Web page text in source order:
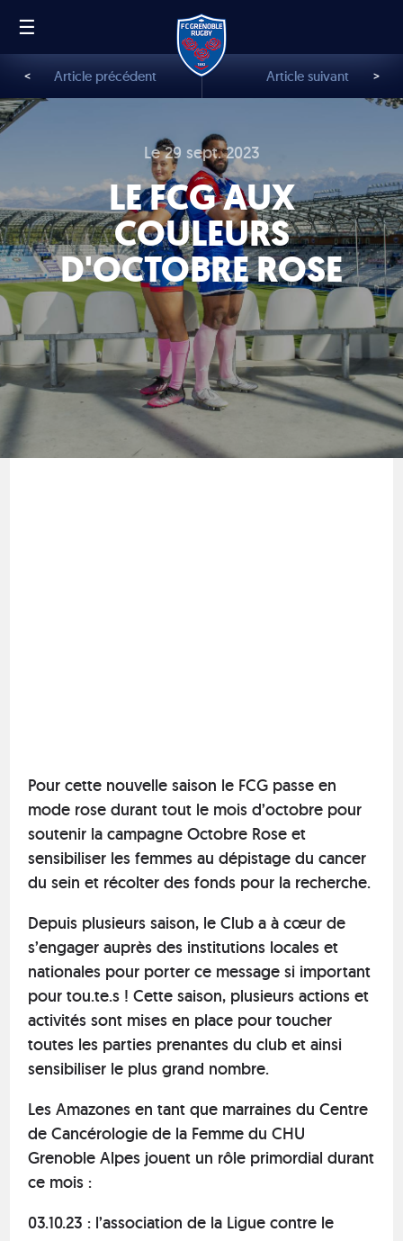
☰
Le 29 sept. 2023
LE FCG AUX
COULEURS
D'OCTOBRE ROSE
< Article précédent Article suivant >
Pour cette nouvelle saison le FCG passe en
mode rose durant tout le mois d’octobre pour
soutenir la campagne Octobre Rose et
sensibiliser les femmes au dépistage du cancer
du sein et récolter des fonds pour la recherche.
Depuis plusieurs saison, le Club a à cœur de
s’engager auprès des institutions locales et
nationales pour porter ce message si important
pour tou.te.s ! Cette saison, plusieurs actions et
activités sont mises en place pour toucher
toutes les parties prenantes du club et ainsi
sensibiliser le plus grand nombre.
Les Amazones en tant que marraines du Centre
de Cancérologie de la Femme du CHU
Grenoble Alpes jouent un rôle primordial durant
ce mois :
03.10.23 : l’association de la Ligue contre le